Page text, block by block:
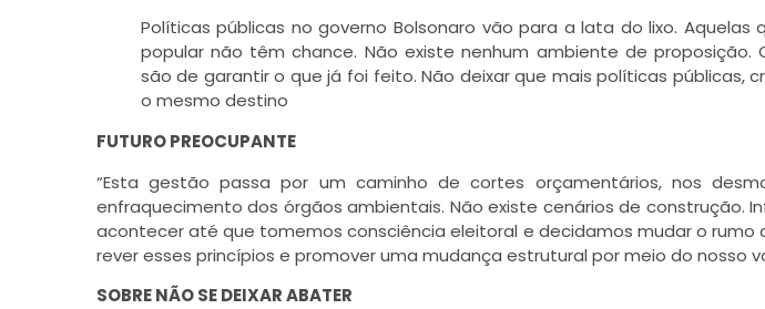
Políticas públicas no governo Bolsonaro vão para a lata do lixo.
popular não têm chance. Não existe nenhum ambiente de proposição.
são de garantir o que já foi feito. Não deixar que mais políticas públicas,
o mesmo destino
FUTURO PREOCUPANTE
“Esta gestão passa por um caminho de cortes orçamentários, nos
enfraquecimento dos órgãos ambientais. Não existe cenários de construção.
acontecer até que tomemos consciência eleitoral e decidamos mudar o rumo
rever esses princípios e promover uma mudança estrutural por meio do nosso
SOBRE NÃO SE DEIXAR ABATER